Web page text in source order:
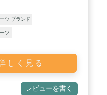
ツ ブランド
ツ
しく見る
レビューを書く